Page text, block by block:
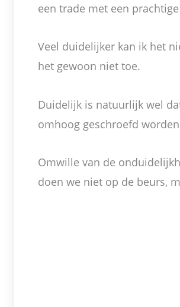
een trade met een
Veel duidelijker kan ik het
het gewoon niet toe.
Duidelijk is natuurlijk wel
omhoog geschroefd
Omwille van de
doen we niet op de beurs,